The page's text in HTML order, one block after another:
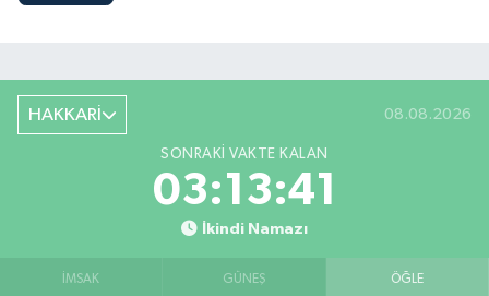
HAKKARİ 08.08.2026
SONRAKI VAKTE KALAN
03:13:41
İkindi Namazı
İMSAK GÜNEŞ ÖĞLE